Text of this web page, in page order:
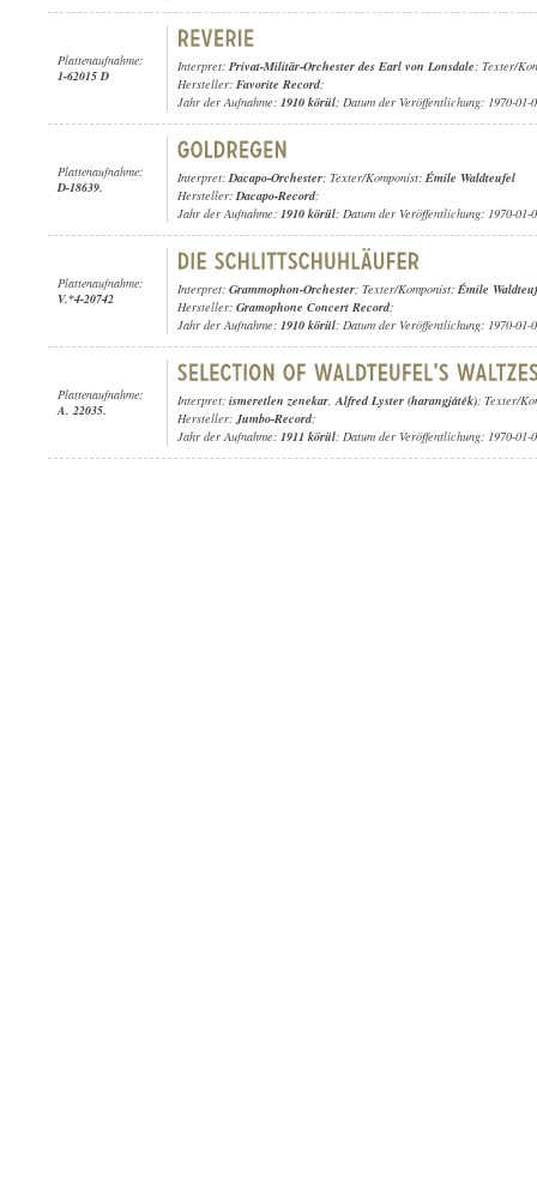
Plattenaufnahme:
1-62015 D
Interpret: Privat-Militär-Orchester des Earl von Lonsdale; Texter/
Hersteller: Favorite Record;
Jahr der Aufnahme: 1910 körül; Datum der Veröffentlichung: 1970-01-
Plattenaufnahme:
D-18639.
Interpret:Dacapo-Orchester; Texter/Komponist: Émile Waldteufel
Hersteller:Dacapo-Record;
Jahr der Aufnahme: 1910 körül; Datum der Veröffentlichung: 1970-01-
Plattenaufnahme:
V.*4-20742
Interpret: Grammophon-Orchester; Texter/Komponist: Émile
Hersteller: Gramophone Concert Record;
Jahr der Aufnahme: 1910 körül; Datum der Veröffentlichung: 1970-01-
Plattenaufnahme:
A. 22035.
Interpret: ismeretlen zenekar,Alfred Lyster (harangjáték); Texter/
Hersteller:Jumbo-Record;
Jahr der Aufnahme: 1911 körül; Datum der Veröffentlichung: 1970-01-